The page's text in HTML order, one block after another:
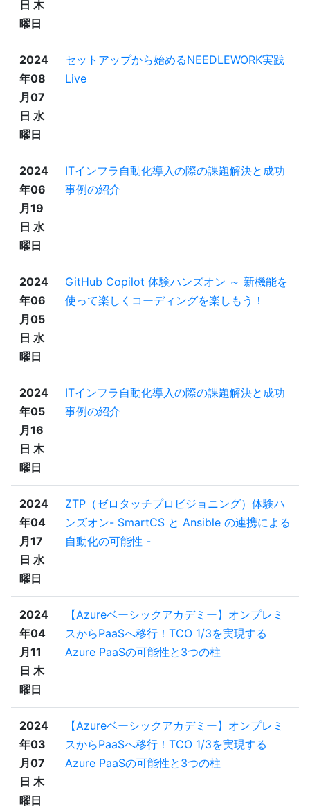
日 木
曜日
2024
年08
月07
日 水
曜日
セットアップから始めるNEEDLEWORK実践
Live
2024
年06
月19
日 水
曜日
ITインフラ自動化導入の際の課題解決と成功
事例の紹介
2024
年06
月05
日 水
曜日
GitHub Copilot 体験ハンズオン ～ 新機能を
使って楽しくコーディングを楽しもう！
2024
年05
月16
日 木
曜日
ITインフラ自動化導入の際の課題解決と成功
事例の紹介
2024
年04
月17
日 水
曜日
ZTP（ゼロタッチプロビジョニング）体験ハ
ンズオン- SmartCS と Ansible の連携による
自動化の可能性 -
2024
年04
月11
日 木
曜日
【Azureベーシックアカデミー】オンプレミ
スからPaaSへ移行！TCO 1/3を実現する
Azure PaaSの可能性と3つの柱
2024
年03
月07
日 木
曜日
【Azureベーシックアカデミー】オンプレミ
スからPaaSへ移行！TCO 1/3を実現する
Azure PaaSの可能性と3つの柱